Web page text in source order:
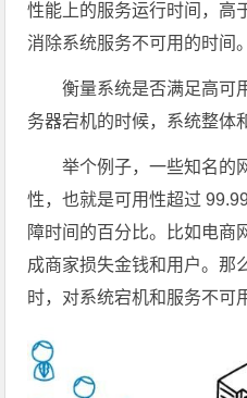
性能上的服务运行时间，高
消除系统服务不可用的时间。
衡量系统是否满足高可
务器宕机的时候，系统整体
举个例子，一些知名的
性，也就是可用性超过
障时间的百分比。比如电商
成商家损失金钱和用户。那
时，对系统宕机和服务不可